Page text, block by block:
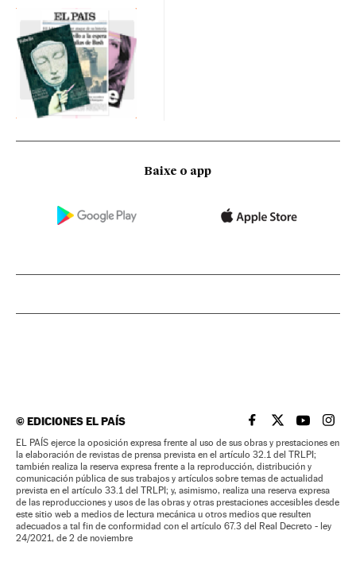
Baixe o app
©EDICIONES EL PAÍS EL PAÍS BRASIL EN
EL PAÍSEL PAÍS
EL
EL PAÍS ejerce la oposición expresa frente al uso de sus obras y prestaciones en
la elaboración de revistas de prensa prevista en el artículo 32.1 del TRLPI;
también realiza la reserva expresa frente a la reproducción, distribución y
comunicación pública de sus trabajos y artículos sobre temas de actualidad
prevista en el artículo 33.1 del TRLPI; y, asimismo, realiza una reserva expresa
de las reproducciones y usos de las obras y otras prestaciones accesibles desde
este sitio web a medios de lectura mecánica u otros medios que resulten
adecuados a tal fin de conformidad con el artículo 67.3 del Real Decreto - ley
24/2021, de 2 de noviembre